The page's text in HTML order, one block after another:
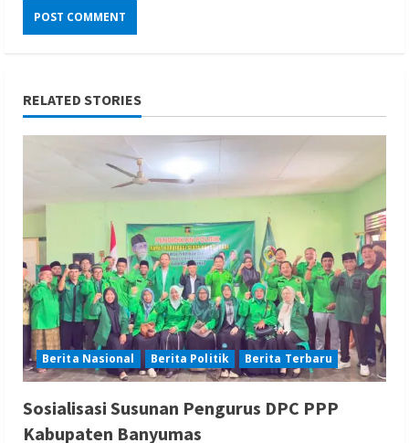
RELATED STORIES
Berita Nasional Berita Politik Berita Terbaru
Sosialisasi Susunan Pengurus DPC PPP
Kabupaten Banyumas